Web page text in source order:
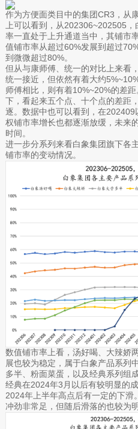
作为方便面类目中的集团CR3，从
上可以看到，从202306~202505
率一直处于上升通道当中，其铺市
值铺市率从超过60%发展到超过
到微微超过80%。
但从与康师傅、统一的对比上来看
统一接近，但依然有着大约
师傅相比，则有着10%~20%的差
下，看起来五个点、十个点的差距
逐。数据中也可以看到，在
权铺市率增长也都逐渐放缓，未来
时间。
进一步分系列来看白象集团旗下各
铺市率的变动情况。
数值铺市率上看，汤好喝、大辣娇
展也较为稳定，属于白象产品系列
多半、粉面菜蛋，以及经典系列组
经典在2024年3月以后有较明显的
2024年上半年高点后有一定的下
冲劲非常足，但随后滑落的也较为明